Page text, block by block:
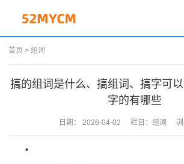
首页 > 组词
搞的组词是什么、搞组词、搞字可
字的有哪些
日期： 2026-04-02 栏目： 组词 浏
•